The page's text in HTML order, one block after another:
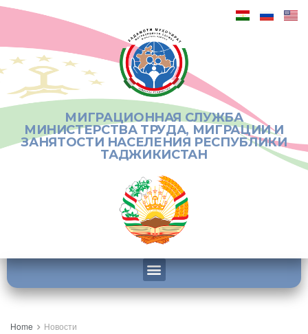
МИГРАЦИОННАЯ СЛУЖБА
МИНИСТЕРСТВА ТРУДА, МИГРАЦИИ И
ЗАНЯТОСТИ НАСЕЛЕНИЯ РЕСПУБЛИКИ
ТАДЖИКИСТАН
Home Новости